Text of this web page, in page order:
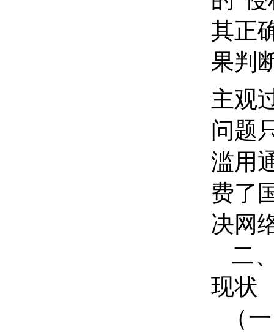
其正
果判
主观
问题
滥用
费了
决网
二
现状
（